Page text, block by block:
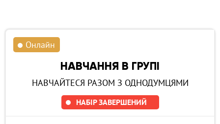
Онлайн
НАВЧАННЯ В ГРУПІ
НАВЧАЙТЕСЯ РАЗОМ З ОДНОДУМЦЯМИ
НАБІР ЗАВЕРШЕНИЙ